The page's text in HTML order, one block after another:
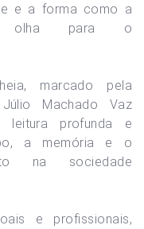
e a forma como a
olha para o
marcado pela
Machado Vaz
leitura profunda e
a memória e o
na sociedade
e profissionais,